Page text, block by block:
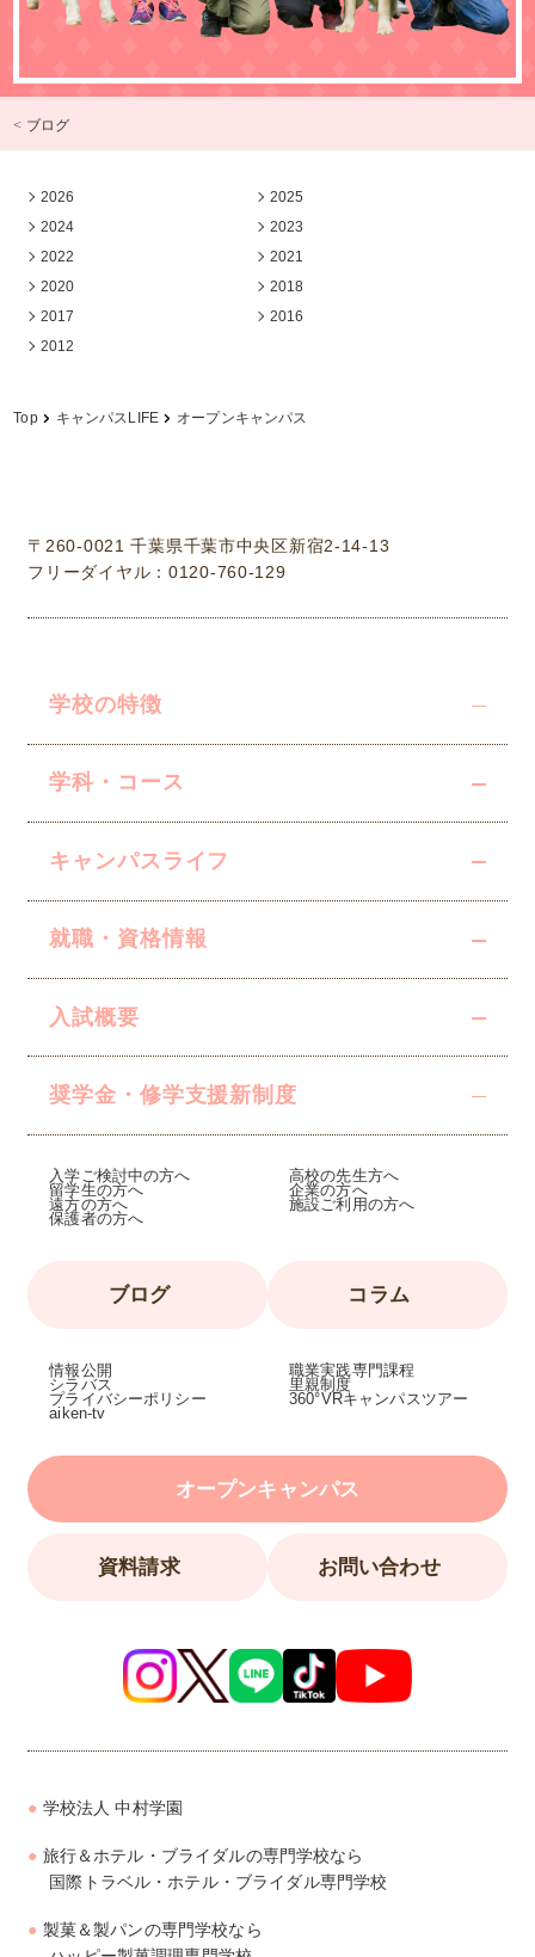
< ブログ
2026
2025
2024
2023
2022
2021
2020
2018
2017
2016
2012
Top キャンパスLIFE オープンキャンパス
学校の特徴
学科・コース
キャンパスライフ
就職・資格情報
入試概要
奨学金・修学支援新制度
ブログ コラム
入学ご検討中の方へ
留学生の方へ
遠方の方へ
保護者の方へ
高校の先生方へ
企業の方へ
施設ご利用の方へ
職業実践専門課程
情報公開
シラバス
プライバシーポリシー
360°VRキャンパスツアー
里親制度
aiken-tv
オープンキャンパス
資料請求 お問い合わせ
学校法人 中村学園
旅行＆ホテル・ブライダルの専門学校なら
国際トラベル・ホテル・ブライダル専門学校
製菓＆製パンの専門学校なら
〒260-0021 千葉県千葉市中央区新宿2-14-13
フリーダイヤル：0120-760-129